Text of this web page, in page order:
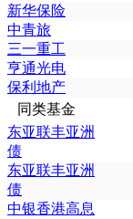
新华保险
中青旅
三一重工
亨通光电
保利地产
同类基金
东亚联丰亚洲
债
东亚联丰亚洲
债
中银香港高息